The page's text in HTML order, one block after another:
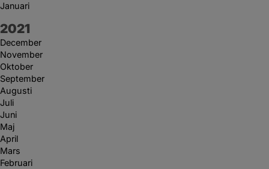
Januari
År:
2021
December
November
Oktober
September
Augusti
Juli
Juni
Maj
April
Mars
Februari